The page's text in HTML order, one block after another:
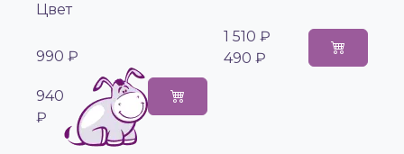
Цвет
990 ₽
940
₽
1 510 ₽
490 ₽